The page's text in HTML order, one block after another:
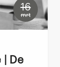
16
mrt